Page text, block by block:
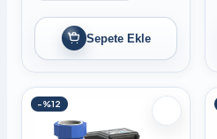
Sepete Ekle
-%12